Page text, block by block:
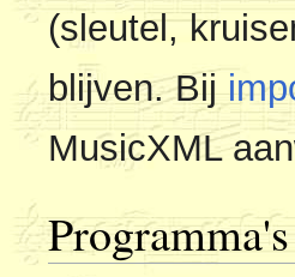
(sleutel,
blijven. Bij
MusicXML
Programma's